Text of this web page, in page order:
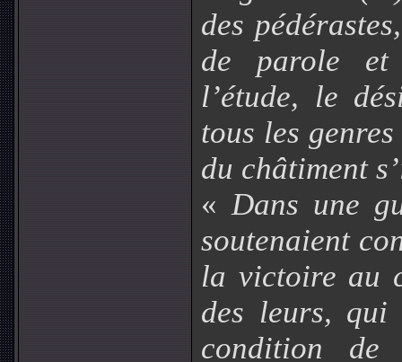
des
de parole et
l’étude, le
tous les
du châtiment
«Dans une
soutenaient
la victoire au
des leurs,
condition de